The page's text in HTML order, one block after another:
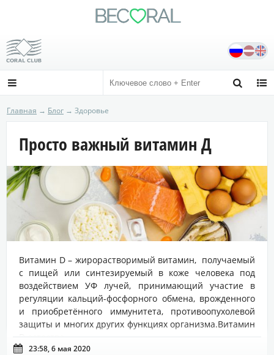
BECRAL
Сайт независимого дистрибьютора
Официальный сайт coral-club.com
 

Главная → Блог → Здоровье
Просто важный витамин Д
Витамин D – жирорастворимый витамин, получаемый
с пищей или синтезируемый в коже человека под
воздействием УФ лучей, принимающий участие в
регуляции кальций-фосфорного обмена, врожденного
и приобретённого иммунитета, противоопухолевой
защиты и многих других функциях организма.Витамин
D естестве...
 23:58, 6 мая 2020